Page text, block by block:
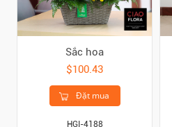
Sắc hoa
$100.43
Đặt mua
HGI-4188